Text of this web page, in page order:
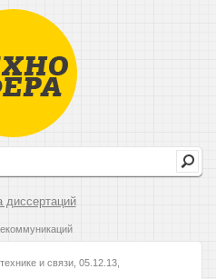
диссертаций
и связи, 05.12.13,